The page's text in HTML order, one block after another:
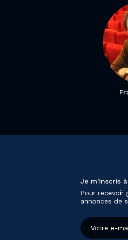
Je m'inscris
Pour recevoir
annonces de